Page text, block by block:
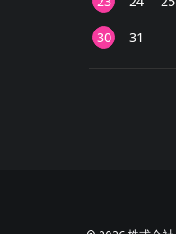
30
31